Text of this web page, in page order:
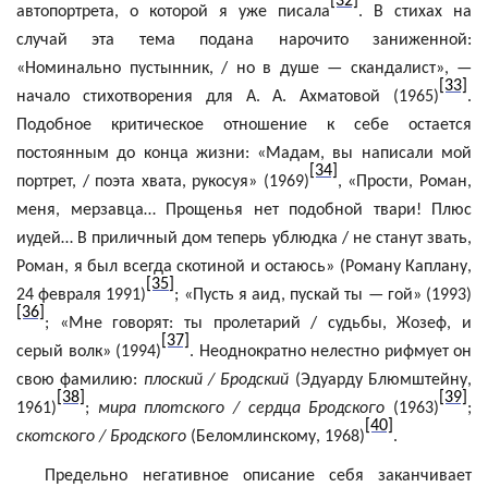
автопортрета, о которой я уже писала
. В стихах на
случай эта тема подана нарочито заниженной:
«Номинально пустынник, / но в душе — скандалист», —
начало стихотворения для А. А. Ахматовой (1965)
[33]
.
Подобное критическое отношение к себе остается
постоянным до конца жизни: «Мадам, вы написали мой
портрет, / поэта хвата, рукосуя» (1969)
[34]
, «Прости, Роман,
меня, мерзавца… Прощенья нет подобной твари! Плюс
иудей… В приличный дом теперь ублюдка / не станут звать,
Роман, я был всегда скотиной и остаюсь» (Роману Каплану,
24 февраля 1991)
[35]
; «Пусть яаид, пускай ты — гой» (1993)
[36]
; «Мне говорят: ты пролетарий / судьбы, Жозеф, и
серый волк» (1994)
[37]
. Неоднократно нелестно рифмует он
свою фамилию: плоский / Бродский (Эдуарду Блюмштейну,
1961)
[38]
; мира плотского / сердца Бродского (1963)
[39]
;
скотского / Бродского (Беломлинскому, 1968)
[40]
.
Предельно негативное описание себя заканчивает